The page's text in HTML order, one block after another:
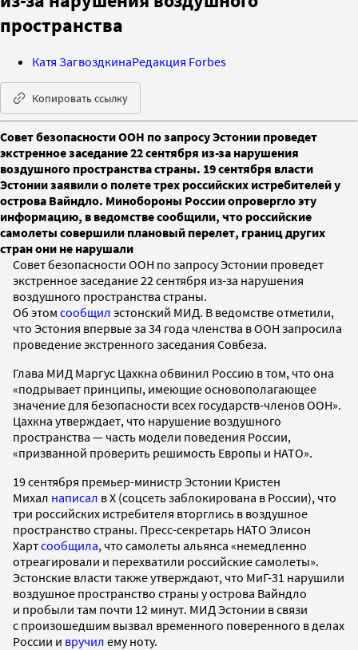
пространства
Катя ЗагвоздкинаРедакция Forbes
Копировать ссылку
Совет безопасности ООН по запросу Эстонии проведет
экстренное заседание 22 сентября из-за нарушения
воздушного пространства страны. 19 сентября власти
Эстонии заявили о полете трех российских истребителей у
острова Вайндло. Минобороны России опровергло эту
информацию, в ведомстве сообщили, что российские
самолеты совершили плановый перелет, границ других
стран они не нарушали
Совет безопасности ООН по запросу Эстонии проведет
экстренное заседание 22 сентября из-за нарушения
воздушного пространства страны.
Об этом сообщил эстонский МИД. В ведомстве отметили,
что Эстония впервые за 34 года членства в ООН запросила
проведение экстренного заседания Совбеза.
Глава МИД Маргус Цахкна обвинил Россию в том, что она
«подрывает принципы, имеющие основополагающее
значение для безопасности всех государств-членов ООН».
Цахкна утверждает, что нарушение воздушного
пространства — часть модели поведения России,
«призванной проверить решимость Европы и НАТО».
19 сентября премьер-министр Эстонии Кристен
Михал написал в X (соцсеть заблокирована в России), что
три российских истребителя вторглись в воздушное
пространство страны. Пресс-секретарь НАТО Элисон
Хартсообщила, что самолеты альянса «немедленно
отреагировали и перехватили российские самолеты».
Эстонские власти также утверждают, что МиГ-31 нарушили
воздушное пространство страны у острова Вайндло
и пробыли там почти 12 минут. МИД Эстонии в связи
с произошедшим вызвал временного поверенного в делах
России и вручил ему ноту.